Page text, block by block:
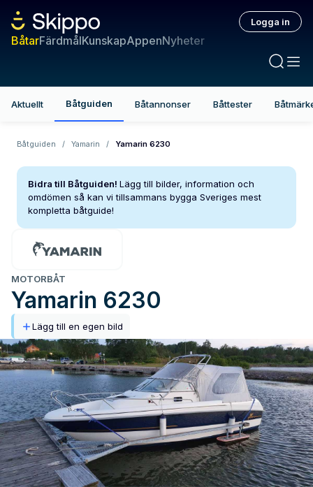
BåtarFärdmålKunskapAppenNyheter
Logga in
Aktuellt Båtguiden Båtannonser Båttester
Båtguiden / Yamarin / Yamarin 6230
Bidra till Båtguiden! Lägg till bilder, information och
omdömen så kan vi tillsammans bygga Sveriges mest
kompletta båtguide!
MOTORBÅT
Yamarin 6230
Lägg till en egen bild